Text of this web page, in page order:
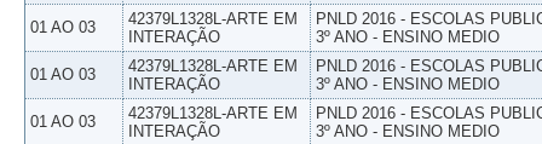
01 AO 03
42379L1328L-ARTE EM
INTERAÇÃO
PNLD 2016 - ESCOLAS
3º ANO - ENSINO MEDIO
01 AO 03
42379L1328L-ARTE EM
INTERAÇÃO
PNLD 2016 - ESCOLAS
3º ANO - ENSINO MEDIO
01 AO 03
42379L1328L-ARTE EM
INTERAÇÃO
PNLD 2016 - ESCOLAS
3º ANO - ENSINO MEDIO